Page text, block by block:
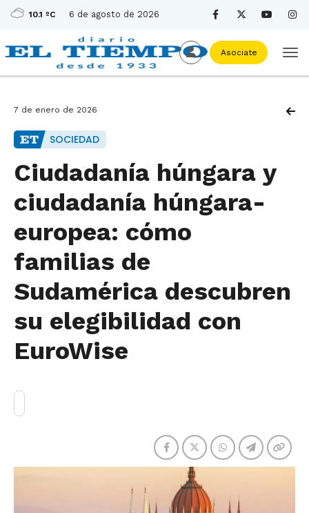
10.1 ºC 6 de agosto de 2026
Asociate
7 de enero de 2026
SOCIEDAD
Ciudadanía húngara y
ciudadanía húngara-
europea: cómo
familias de
Sudamérica descubren
su elegibilidad con
EuroWise